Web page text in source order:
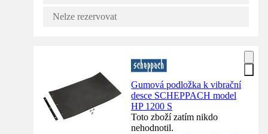
Nelze rezervovat
Gumová podložka k vibrační
desce SCHEPPACH model
HP 1200 S
Toto zboží zatím nikdo
nehodnotil.